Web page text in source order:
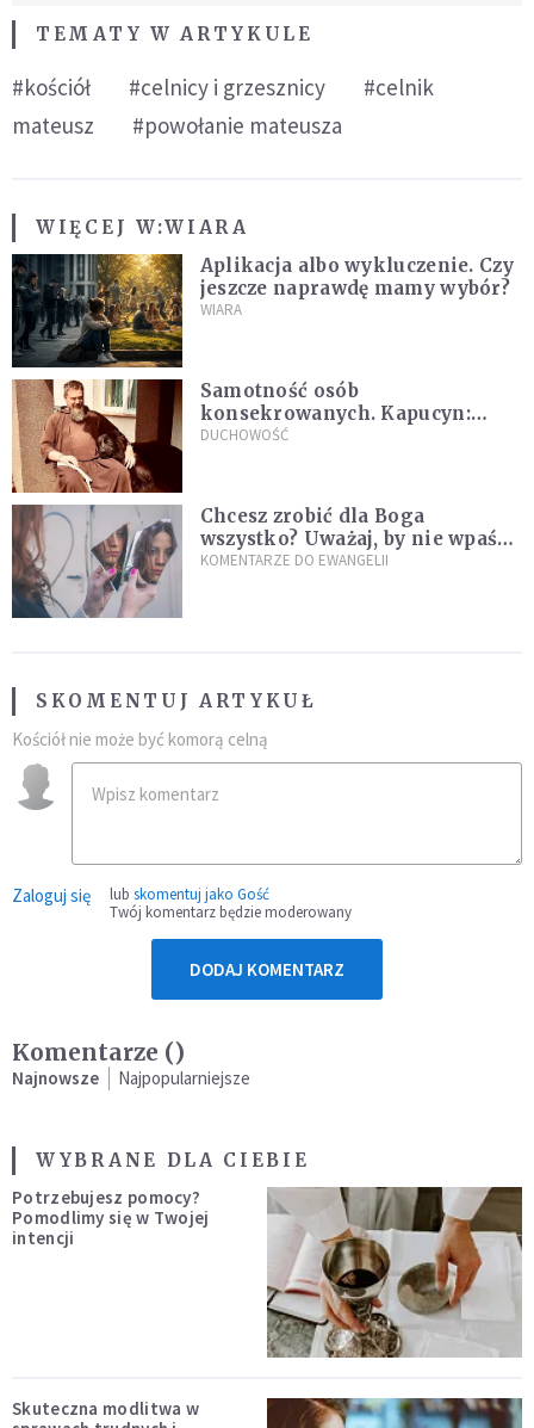
TEMATY W ARTYKULE
#kościół #celnicy i grzesznicy
#celnik
mateusz
#powołanie mateusza
WIĘCEJ W:WIARA
Aplikacja albo wykluczenie. Czy
jeszcze naprawdę mamy wybór?
WIARA
Samotność osób
konsekrowanych. Kapucyn:
Życie w pojedynkę rzadko jest
DUCHOWOŚĆ
Chcesz zrobić dla Boga
wszystko? Uważaj, by nie wpaść
w groźną pułapkę
KOMENTARZE DO EWANGELII
SKOMENTUJ ARTYKUŁ
Kościół nie może być komorą celną
Zaloguj się lub skomentuj jako Gość
Twój komentarz będzie moderowany
DODAJ KOMENTARZ
Komentarze ()
Najnowsze Najpopularniejsze
WYBRANE DLA CIEBIE
Potrzebujesz pomocy?
Pomodlimy się w Twojej
intencji
Skuteczna modlitwa w